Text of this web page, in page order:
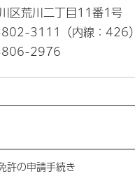
区荒川二丁目11番1号
3111（内線：426）
2976
許の申請手続き